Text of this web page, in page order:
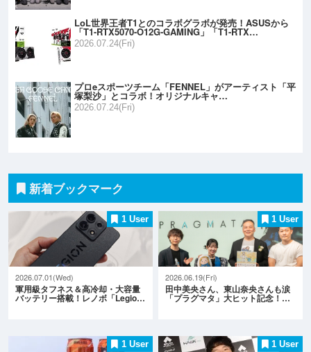
LoL世界王者T1とのコラボグラボが発売！ASUSから
「T1-RTX5070-O12G-GAMING」「T1-RTX…
2026.07.24(Fri)
プロeスポーツチーム「FENNEL」がアーティスト「平
塚梨沙」とコラボ！オリジナルキャ…
2026.07.24(Fri)
新着ブックマーク
1 User
2026.07.01(Wed)
軍用級タフネス＆高冷却・大容量
バッテリー搭載！レノボ「Legio…
1 User
2026.06.19(Fri)
田中美央さん、東山奈央さんも涙
「プラグマタ」大ヒット記念！…
1 User 1 User